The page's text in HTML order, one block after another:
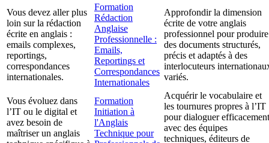
Vous devez aller plus
loin sur la rédaction
écrite en anglais :
emails complexes,
reportings,
correspondances
internationales.
Formation
Rédaction
Anglaise
Professionnelle :
Emails,
Reportings et
Correspondances
Internationales
Approfondir la dimension
écrite de votre anglais
professionnel pour produire
des documents structurés,
précis et adaptés à des
interlocuteurs
variés.
Vous évoluez dans
l’IT ou le digital et
avez besoin de
maîtriser un anglais
Formation
Initiation à
l'Anglais
Technique pour
Acquérir le vocabulaire et
les tournures propres à l’IT
pour dialoguer efficacement
avec des équipes
techniques, éditeurs de